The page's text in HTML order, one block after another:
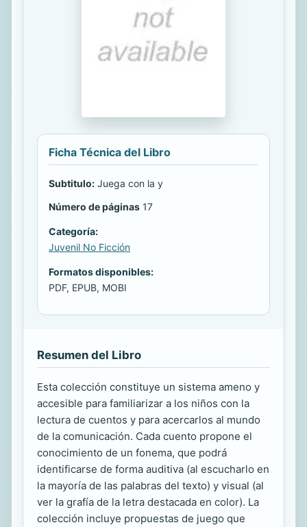
Ficha Técnica del Libro
Subtitulo: Juega con la y
Número de páginas 17
Categoría:
Juvenil No Ficción
Formatos disponibles:
PDF, EPUB, MOBI
Resumen del Libro
Esta colección constituye un sistema ameno y
accesible para familiarizar a los niños con la
lectura de cuentos y para acercarlos al mundo
de la comunicación. Cada cuento propone el
conocimiento de un fonema, que podrá
identificarse de forma auditiva (al escucharlo en
la mayoría de las palabras del texto) y visual (al
ver la grafía de la letra destacada en color). La
colección incluye propuestas de juego que